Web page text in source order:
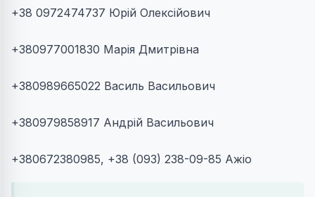
+38 0972474737 Юрій Олексійович
+380977001830 Марія Дмитрівна
+380989665022 Василь Васильович
+380979858917 Андрій Васильович
+380672380985, +38 (093) 238-09-85 Ажіо